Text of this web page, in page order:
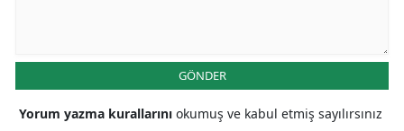
GÖNDER
Yorum yazma kurallarını okumuş ve kabul etmiş sayılırsınız